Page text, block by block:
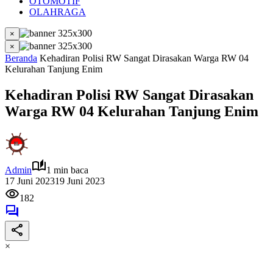
OLAHRAGA
×
×
Beranda Kehadiran Polisi RW Sangat Dirasakan Warga RW 04
Kelurahan Tanjung Enim
Kehadiran Polisi RW Sangat Dirasakan
Warga RW 04 Kelurahan Tanjung Enim
Admin
1 min baca
17 Juni 202319 Juni 2023
182
×